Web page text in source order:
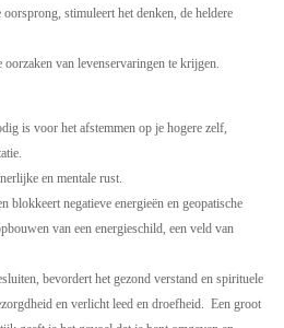
stimuleert het denken, de heldere
van levenservaringen te krijgen.
is voor het afstemmen op je hogere zelf,
en mentale rust.
blokkeert negatieve energieën en geopatische
van een energieschild, een veld van
bevordert het gezond verstand en spirituele
en verlicht leed en droefheid. Een groot